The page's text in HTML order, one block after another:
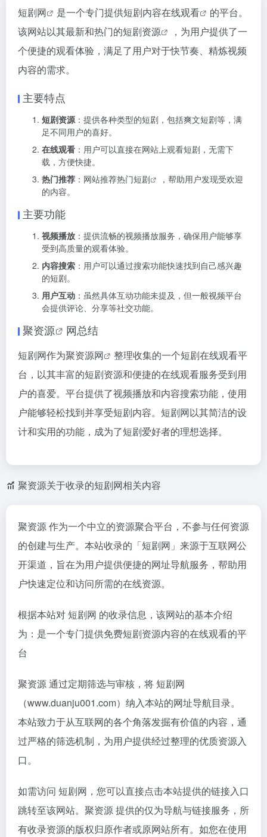
短剧网 是一个专门提供短剧内容在线观看
的平台。
该网站以其最新和热门的短剧资源
，为用户提供了一
个便捷的观看体验，满足了用户对于快节奏、精炼视频
内容的需求。
主要特点
短剧资源：提供各种类型的短剧，包括爽文短剧等，满
足不同用户的喜好。
在线观看 ：用户可以直接在网站上观看短剧，无需下
载，方便快捷。
热门推荐 ：网站推荐热门短剧
，帮助用户发现受欢迎
的内容。
主要功能
视频播放 ：提供流畅的视频播放服务，确保用户能够享
受到高质量的观看体验。
内容搜索 ：用户可以通过搜索功能快速找到自己感兴趣
的短剧。
用户互动 ：虽然具体互动功能未提及，但一般视频平台
会提供评论、分享等社交功能。
聚资源 网总结
短剧网作为聚资源网
整理收集的一个短剧在线观看平
台，以其丰富的短剧资源和便捷的在线观看服务受到用
户的喜爱。平台提供了视频播放和内容搜索功能，使用
户能够轻松找到并享受短剧内容。短剧网以其简洁的设
计和实用的功能，成为了短剧爱好者的理想选择。
聚资源关于收录的短剧网相关内容
聚资源 作为一个中立的资源聚合平台，不参与任何资源
的创建与生产。本站收录的「短剧网」来源于互联网公
开渠道，旨在为用户提供便捷的网址导航服务，帮助用
户快速定位和访问所需的在线资源。
根据本站对 短剧网 的收录信息，该网站的基本介绍
为：是一个专门提供免费短剧资源内容的在线观看的平
台
聚资源 通过定期筛选与审核，将 短剧网
（www.duanju001.com）纳入本站的网址导航目录。
本站致力于从互联网的各个角落发掘有价值的内容，通
过严格的筛选机制，为用户提供经过整理的优质资源入
口。
如需访问 短剧网，您可以直接点击本站提供的链接入口
跳转至该网站。聚资源 提供的仅为导航与链接服务，所
有收录资源的版权归原作者或原网站所有。如您在使用